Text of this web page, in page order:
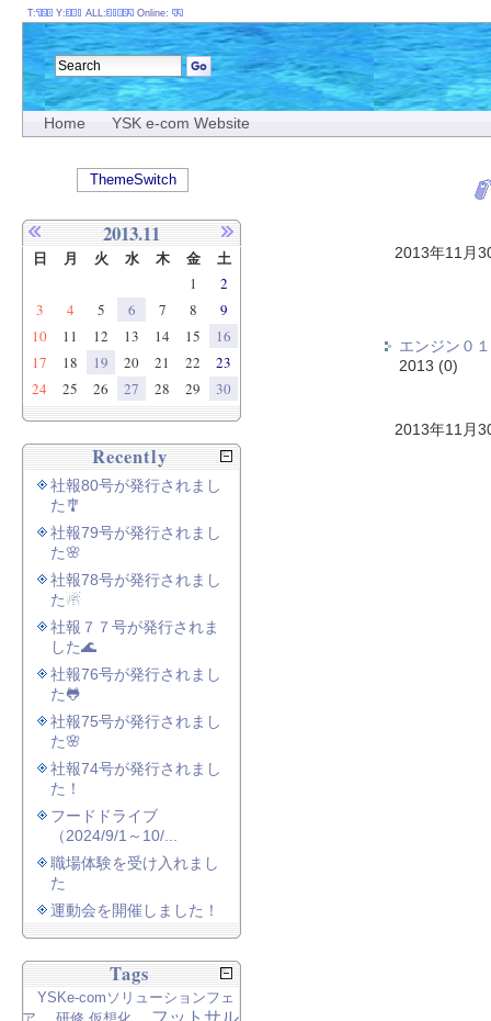
Home YSK e-com Website
2013年11月
エンジン０
2013 (0)
2013年11月
T: Y: ALL: Online:
ThemeSwitch
2013.11
日 月 火 水 木 金 土
1
2
3
4 5 6 7 8
9
10
11 12 13 14 15
16
17
18 19 20 21 22
23
24
25 26 27 28 29 30
Recently
社報80号が発行されまし
た🎐
社報79号が発行されまし
た🌸
社報78号が発行されまし
た☃
社報７７号が発行されま
した🌊
社報76号が発行されまし
た🐸
社報75号が発行されまし
た🌸
社報74号が発行されまし
た！
フードドライブ
（2024/9/1～10/...
職場体験を受け入れまし
た
運動会を開催しました！
Tags
YSKe-comソリューションフェ
フットサル